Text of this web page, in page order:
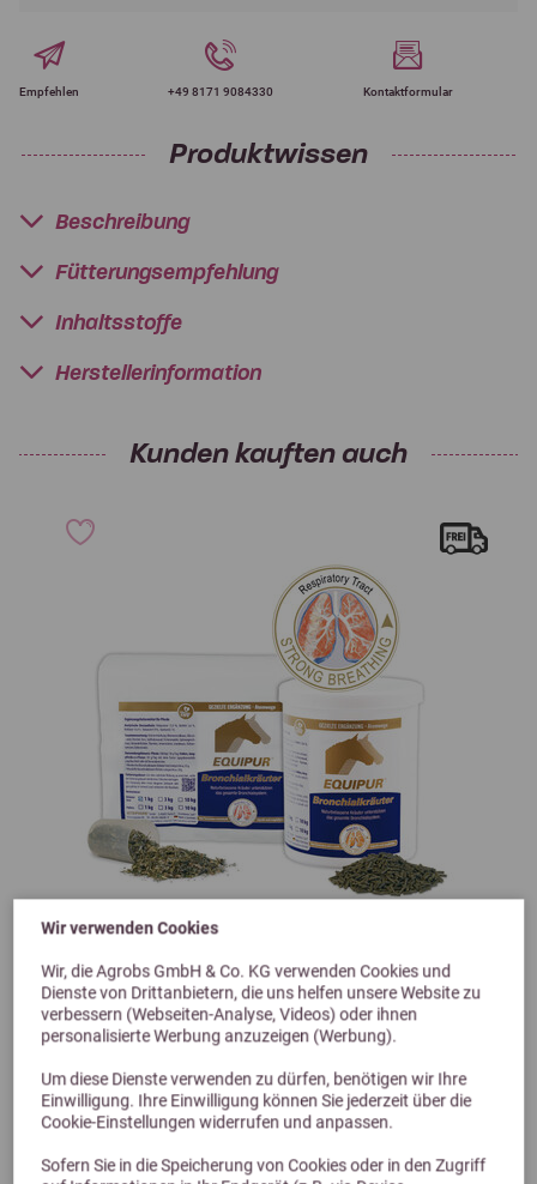
Wir verwenden Cookies
Wir, die Agrobs GmbH & Co. KG verwenden Cookies und
Dienste von Drittanbietern, die uns helfen unsere Website zu
verbessern (Webseiten-Analyse, Videos) oder ihnen
personalisierte Werbung anzuzeigen (Werbung).
Um diese Dienste verwenden zu dürfen, benötigen wir Ihre
Einwilligung. Ihre Einwilligung können Sie jederzeit über die
Cookie-Einstellungen widerrufen und anpassen.
Sofern Sie in die Speicherung von Cookies oder in den Zugriff
Empfehlen +49 8171 9084330 Kontaktformular
Produktwissen
Beschreibung
Fütterungsempfehlung
Inhaltsstoffe
Herstellerinformation
Kunden kauften auch
4,4 (9 Bewertungen)
Vetripharm Equipur Bronchialkräuter 3kg - Pellet
Bronchialkräuter pelletiert
72,90 €